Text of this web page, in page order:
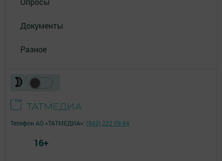
Документы
Разное
Телефон АО «ТАТМЕДИА»: (843) 222 09 84
16+